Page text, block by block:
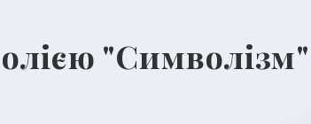
"Символізм"